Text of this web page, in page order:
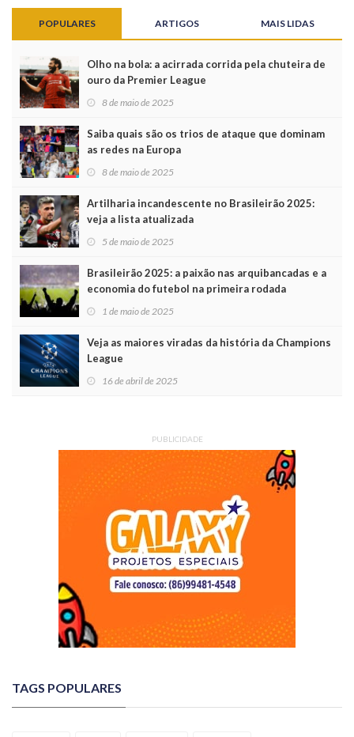
POPULARES ARTIGOS MAIS LIDAS
Olho na bola: a acirrada corrida pela chuteira de
ouro da Premier League
8 de maio de 2025
Saiba quais são os trios de ataque que dominam
as redes na Europa
8 de maio de 2025
Artilharia incandescente no Brasileirão 2025:
veja a lista atualizada
5 de maio de 2025
Brasileirão 2025: a paixão nas arquibancadas e a
economia do futebol na primeira rodada
1 de maio de 2025
Veja as maiores viradas da história da Champions
League
16 de abril de 2025
PUBLICIDADE
TAGS POPULARES